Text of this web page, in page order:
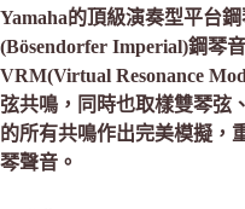
Yamaha的頂級演奏型平台
(Bösendorfer Imperial)鋼琴
VRM(Virtual Resonance
弦共鳴，同時也取樣雙琴弦
的所有共鳴作出完美模擬，
琴聲音。